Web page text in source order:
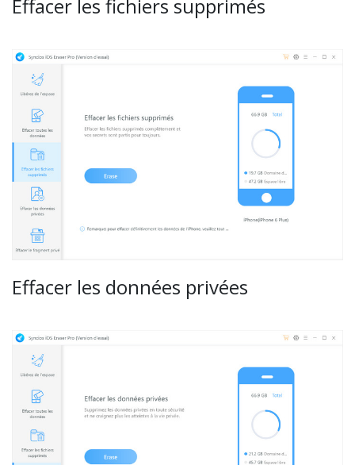
Effacer les fichiers supprimés
Effacer les données privées